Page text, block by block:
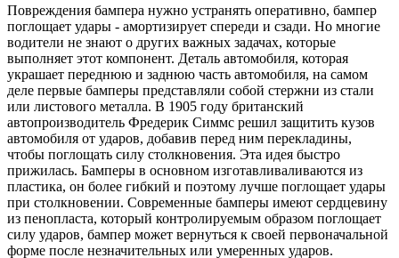
Повреждения бампера нужно устранять оперативно, бампер
поглощает удары - амортизирует спереди и сзади. Но многие
водители не знают о других важных задачах, которые
выполняет этот компонент. Деталь автомобиля, которая
украшает переднюю и заднюю часть автомобиля, на самом
деле первые бамперы представляли собой стержни из стали
или листового металла. В 1905 году британский
автопроизводитель Фредерик Симмс решил защитить кузов
автомобиля от ударов, добавив перед ним перекладины,
чтобы поглощать силу столкновения. Эта идея быстро
прижилась. Бамперы в основном изготавливаливаются из
пластика, он более гибкий и поэтому лучше поглощает удары
при столкновении. Современные бамперы имеют сердцевину
из пенопласта, который контролируемым образом поглощает
силу ударов, бампер может вернуться к своей первоначальной
форме после незначительных или умеренных ударов.